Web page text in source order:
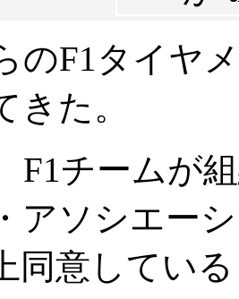
のF1タイヤ
きた。
F1チームが
アソシエー
同意してい